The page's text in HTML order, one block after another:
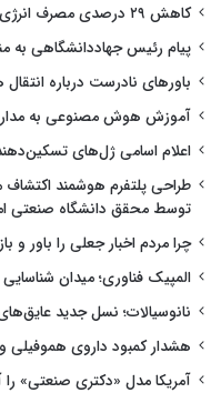
کاهش ۲۹ درصدی مصرف انرژی ساختمان‌ها با یک طراحی هوشمند
پیام رئیس جهاددانشگاهی به
باورهای نادرست درباره
آموزش هوش مصنوعی به
اعلام اسامی ژل‌های
طراحی پلتفرم هوشمند
توسط محقق دانشگاه صنعتی
چرا مردم اخبار جعلی را باور و
المپیک فناوری؛ میدان
نانوسیالات؛ نسل جدید
هشدار کمبود داروی هموفیلی
آمریکا مدل «دکتری صنعتی»